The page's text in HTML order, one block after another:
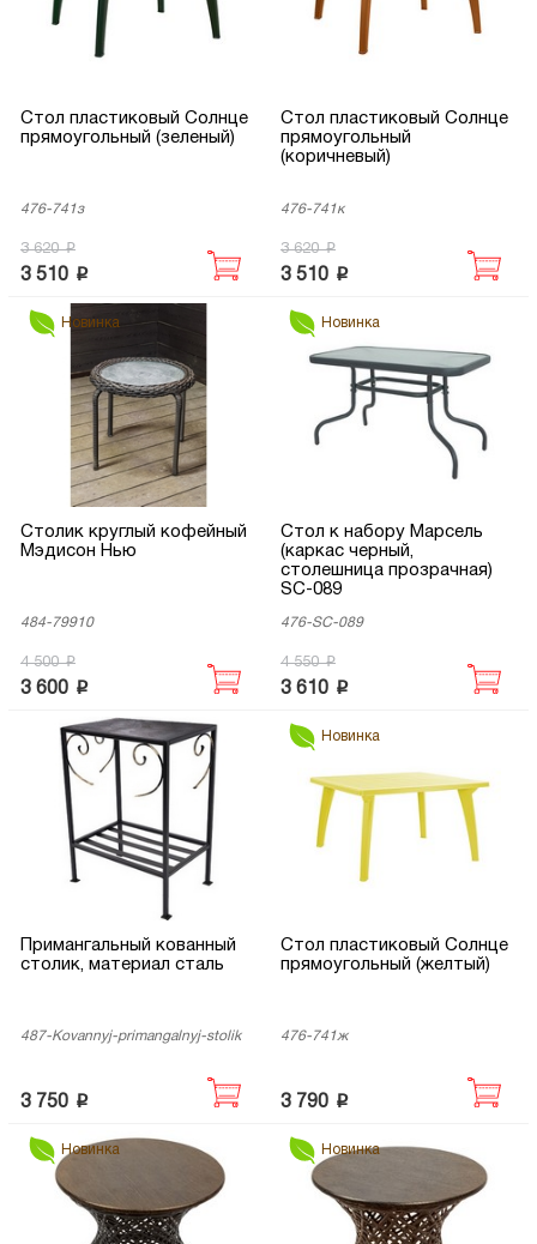
Стол пластиковый Солнце
прямоугольный (зеленый)
476-741з
3 510 p
3 620 p
Стол пластиковый Солнце
прямоугольный
(коричневый)
476-741к
3 510 p
3 620 p
Новинка
Столик круглый кофейный
Мэдисон Нью
484-79910
3 600 p
4 500 p
Новинка
Стол к набору Марсель
(каркас черный,
столешница прозрачная)
SC-089
476-SC-089
3 610 p
4 550 p
Примангальный кованный
столик, материал сталь
487-Kovannyj-primangalnyj-stolik
3 750 p
Новинка
Стол пластиковый Солнце
прямоугольный (желтый)
476-741ж
3 790 p
Новинка Новинка